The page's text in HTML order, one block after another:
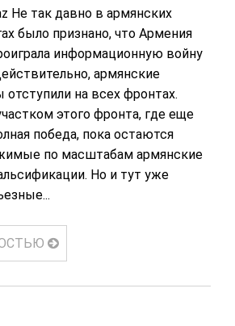
Не так давно в армянских
было признано, что Армения
информационную войну
армянские
на всех фронтах.
этого фронта, где еще
победа, пока остаются
по масштабам армянские
Но и тут уже